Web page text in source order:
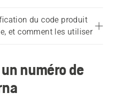
du code produit
et comment les utiliser
numéro de